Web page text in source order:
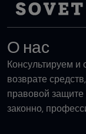
О нас
Консультируем
возврате
правовой защите
законно,